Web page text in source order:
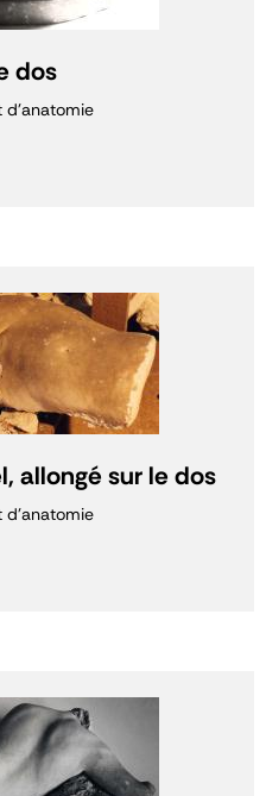
dos
d'anatomie
allongé sur le dos
d'anatomie